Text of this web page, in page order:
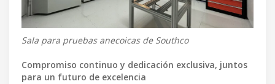
Sala para pruebas anecoicas de Southco
Compromiso continuo y dedicación exclusiva, juntos
para un futuro de excelencia